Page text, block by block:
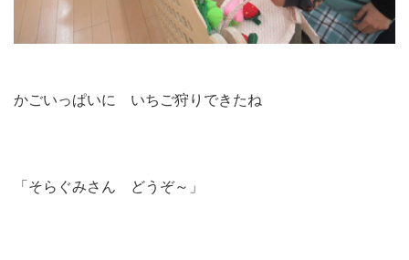
かごいっぱいに いちご狩りできたね
「そらぐみさん どうぞ～」